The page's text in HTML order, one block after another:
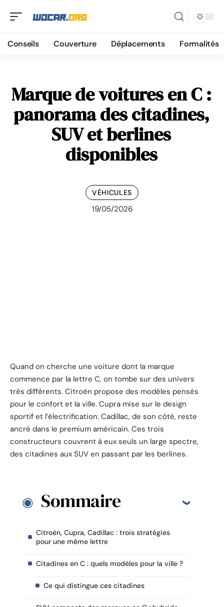
Conseils Couverture Déplacements Formalités
Marque de voitures en C :
panorama des citadines,
SUV et berlines
disponibles
VÉHICULES
19/05/2026
Quand on cherche une voiture dont la marque
commence par la lettre C, on tombe sur des univers
très différents. Citroën propose des modèles pensés
pour le confort et la ville. Cupra mise sur le design
sportif et l’électrification. Cadillac, de son côté, reste
ancré dans le premium américain. Ces trois
constructeurs couvrent à eux seuls un large spectre,
des citadines aux SUV en passant par les berlines.
Sommaire
Citroën, Cupra, Cadillac : trois stratégies
pour une même lettre
Citadines en C : quels modèles pour la ville ?
Ce qui distingue ces citadines